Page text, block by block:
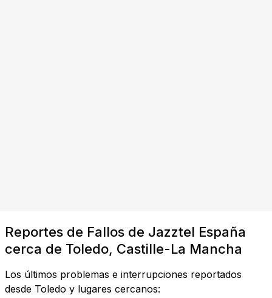
Reportes de Fallos de Jazztel España
cerca de Toledo, Castille-La Mancha
Los últimos problemas e interrupciones reportados
desde Toledo y lugares cercanos: